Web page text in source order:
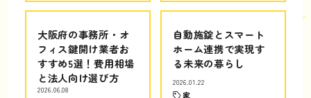
大阪府の事務所・オ
フィス鍵開け業者お
すすめ5選！費用相場
と法人向け選び方
2026.06.08
自動施錠とスマート
ホーム連携で実現す
る未来の暮らし
2026.01.22
家